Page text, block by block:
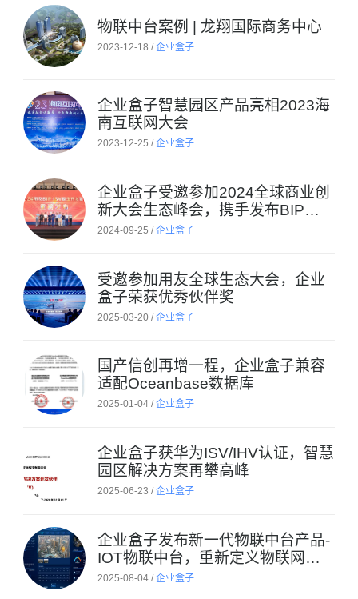
物联中台案例 | 龙翔国际商务中心
2023-12-18 /企业盒子
企业盒子智慧园区产品亮相2023海
南互联网大会
2023-12-25 /企业盒子
企业盒子受邀参加2024全球商业创
新大会生态峰会，携手发布BIP原
生产品
2024-09-25 /企业盒子
受邀参加用友全球生态大会，企业
盒子荣获优秀伙伴奖
2025-03-20 /企业盒子
国产信创再增一程，企业盒子兼容
适配Oceanbase数据库
2025-01-04 /企业盒子
企业盒子获华为ISV/IHV认证，智慧
园区解决方案再攀高峰
2025-06-23 /企业盒子
企业盒子发布新一代物联中台产品-
IOT物联中台，重新定义物联网设
备管理性价比
2025-08-04 /企业盒子